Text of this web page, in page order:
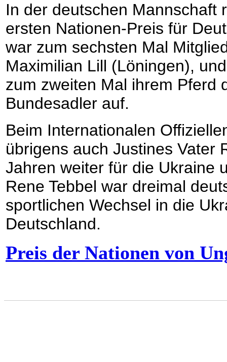
In der deutschen Mannschaft
ersten Nationen-Preis für
war zum sechsten Mal
Maximilian Lill (Löningen),
zum zweiten Mal ihrem Pferd
Bundesadler auf.
Beim Internationalen
übrigens auch Justines Vater
Jahren weiter für die Ukraine
Rene Tebbel war dreimal
sportlichen Wechsel in die
Deutschland.
Preis der Nationen von